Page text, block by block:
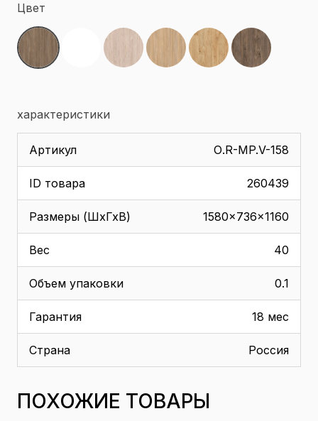
Цвет
характеристики
Артикул О.R-MP.V-158
ID товара 260439
Размеры (ШхГхВ) 1580x736x1160
Вес 40
Объем упаковки 0.1
Гарантия 18 мес
Страна Россия
ПОХОЖИЕ ТОВАРЫ